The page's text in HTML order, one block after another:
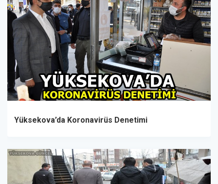
Yüksekova’da Koronavirüs Denetimi